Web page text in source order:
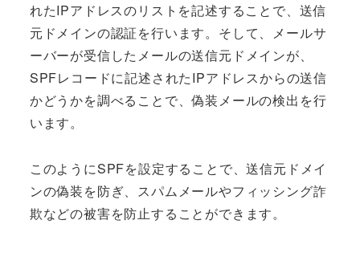
れたIPアドレスのリストを記述することで、送信
元ドメインの認証を行います。そして、メールサ
ーバーが受信したメールの送信元ドメインが、
SPFレコードに記述されたIPアドレスからの送信
かどうかを調べることで、偽装メールの検出を行
います。
このようにSPFを設定することで、送信元ドメイ
ンの偽装を防ぎ、スパムメールやフィッシング詐
欺などの被害を防止することができます。